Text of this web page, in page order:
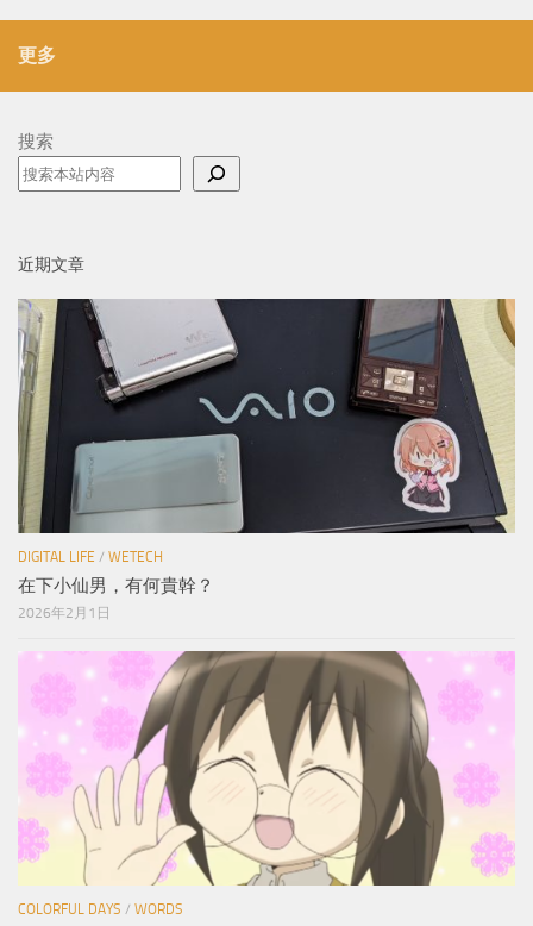
更多
搜索
近期文章
DIGITAL LIFE / WETECH
在下小仙男，有何貴幹？
2026年2月1日
COLORFUL DAYS / WORDS